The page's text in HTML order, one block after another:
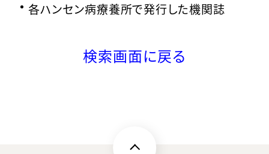
各ハンセン病療養所で発行した機関誌
検索画面に戻る